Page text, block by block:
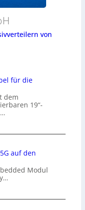
von
für die
dem
19“-
auf den
Modul